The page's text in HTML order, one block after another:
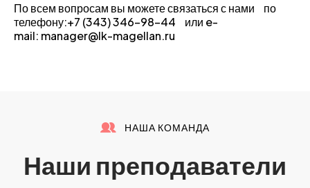
По всем вопросам вы можете связаться с нами по
телефону:+7 (343) 346-98-44 или e-
mail: manager@lk-magellan.ru
НАША КОМАНДА
Наши преподаватели